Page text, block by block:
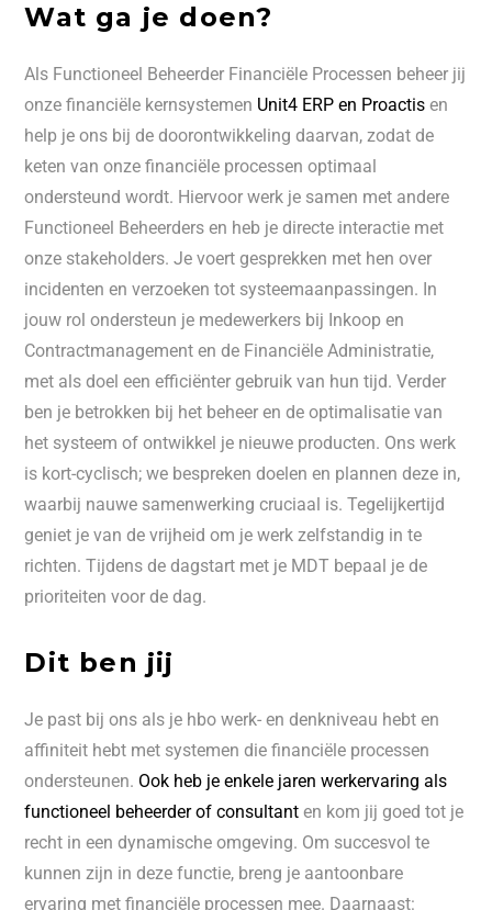
Wat ga je doen?
Als Functioneel Beheerder Financiële Processen beheer jij
onze financiële kernsystemen Unit4 ERP en Proactisen
help je ons bij de doorontwikkeling daarvan, zodat de
keten van onze financiële processen optimaal
ondersteund wordt. Hiervoor werk je samen met andere
Functioneel Beheerders en heb je directe interactie met
onze stakeholders. Je voert gesprekken met hen over
incidenten en verzoeken tot systeemaanpassingen. In
jouw rol ondersteun je medewerkers bij Inkoop en
Contractmanagement en de Financiële Administratie,
met als doel een efficiënter gebruik van hun tijd. Verder
ben je betrokken bij het beheer en de optimalisatie van
het systeem of ontwikkel je nieuwe producten. Ons werk
is kort-cyclisch; we bespreken doelen en plannen deze in,
waarbij nauwe samenwerking cruciaal is. Tegelijkertijd
geniet je van de vrijheid om je werk zelfstandig in te
richten. Tijdens de dagstart met je MDT bepaal je de
prioriteiten voor de dag.
Dit ben jij
Je past bij ons als je hbo werk- en denkniveau hebt en
affiniteit hebt met systemen die financiële processen
ondersteunen. Ook heb je enkele jaren werkervaring als
functioneel beheerder of consultanten kom jij goed tot je
recht in een dynamische omgeving. Om succesvol te
kunnen zijn in deze functie, breng je aantoonbare
ervaring met financiële processen mee. Daarnaast: